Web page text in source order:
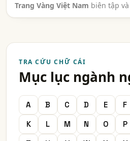
Trang Vàng Việt Nam biên tập
TRA CỨU CHỮ CÁI
Mục lục ngành
A B C D E F
K
L M N O P